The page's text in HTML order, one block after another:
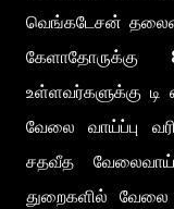
வெங்கடேசன்
உள்ளவர்களுக்கு டி
வேலை வாய்ப்பு
சதவீத
துறைகளில் வேலை